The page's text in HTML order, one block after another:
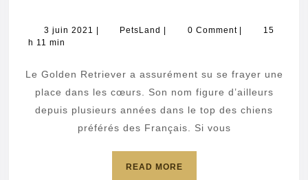
pour
une
3 juin 2021 3| PetsLand PetsLand
| 0 Comment |
15
h 11 min
Le Golden Retriever a assurément su se frayer une
place dans les cœurs. Son nom figure d’ailleurs
depuis plusieurs années dans le top des chiens
préférés des Français. Si vous
READ MOREREAD